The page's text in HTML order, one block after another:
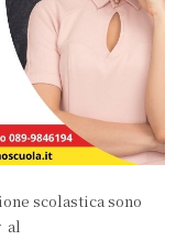
scolastica sono
al